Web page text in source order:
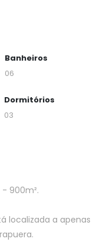
Banheiros
06
Dormitórios
03
900m².
localizada a apenas